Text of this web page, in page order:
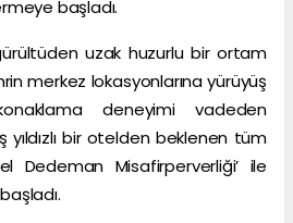
başladı.
uzak huzurlu bir ortam
merkez lokasyonlarına yürüyüş
deneyimi vadeden
bir otelden beklenen tüm
Dedeman Misafirperverliği’ ile